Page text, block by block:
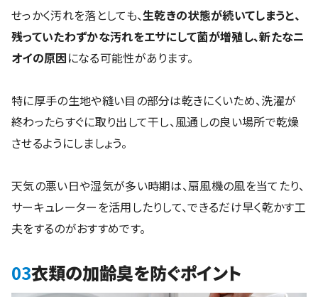
せっかく汚れを落としても、生乾きの状態が続いてしまうと、
残っていたわずかな汚れをエサにして菌が増殖し、新たなニ
オイの原因になる可能性があります。
特に厚手の生地や縫い目の部分は乾きにくいため、洗濯が
終わったらすぐに取り出して干し、風通しの良い場所で乾燥
させるようにしましょう。
天気の悪い日や湿気が多い時期は、扇風機の風を当てたり、
サーキュレーターを活用したりして、できるだけ早く乾かす工
夫をするのがおすすめです。
03衣類の加齢臭を防ぐポイント